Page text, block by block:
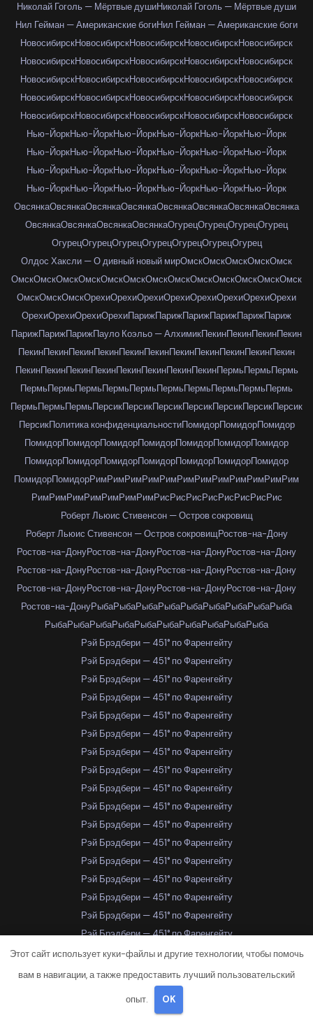
Николай Гоголь — Мёртвые душиНиколай Гоголь — Мёртвые души
Нил Гейман — Американские богиНил Гейман — Американские боги
НовосибирскНовосибирскНовосибирскНовосибирскНовосибирск
НовосибирскНовосибирскНовосибирскНовосибирскНовосибирск
НовосибирскНовосибирскНовосибирскНовосибирскНовосибирск
НовосибирскНовосибирскНовосибирскНовосибирскНовосибирск
НовосибирскНовосибирскНовосибирскНовосибирскНовосибирск
Нью-ЙоркНью-ЙоркНью-ЙоркНью-ЙоркНью-ЙоркНью-Йорк
Нью-ЙоркНью-ЙоркНью-ЙоркНью-ЙоркНью-ЙоркНью-Йорк
Нью-ЙоркНью-ЙоркНью-ЙоркНью-ЙоркНью-ЙоркНью-Йорк
Нью-ЙоркНью-ЙоркНью-ЙоркНью-ЙоркНью-ЙоркНью-Йорк
ОвсянкаОвсянкаОвсянкаОвсянкаОвсянкаОвсянкаОвсянкаОвсянка
ОвсянкаОвсянкаОвсянкаОвсянкаОгурецОгурецОгурецОгурец
ОгурецОгурецОгурецОгурецОгурецОгурецОгурец
Олдос Хаксли — О дивный новый мирОмскОмскОмскОмскОмск
ОмскОмскОмскОмскОмскОмскОмскОмскОмскОмскОмскОмскОмск
ОмскОмскОмскОрехиОрехиОрехиОрехиОрехиОрехиОрехиОрехи
ОрехиОрехиОрехиОрехиПарижПарижПарижПарижПарижПариж
ПарижПарижПарижПауло Коэльо — АлхимикПекинПекинПекинПекин
ПекинПекинПекинПекинПекинПекинПекинПекинПекинПекинПекин
ПекинПекинПекинПекинПекинПекинПекинПекинПермьПермьПермь
ПермьПермьПермьПермьПермьПермьПермьПермьПермьПермь
ПермьПермьПермьПерсикПерсикПерсикПерсикПерсикПерсикПерсик
ПерсикПолитика конфиденциальностиПомидорПомидорПомидор
ПомидорПомидорПомидорПомидорПомидорПомидорПомидор
ПомидорПомидорПомидорПомидорПомидорПомидорПомидор
ПомидорПомидорРимРимРимРимРимРимРимРимРимРимРимРим
РимРимРимРимРимРимРимРисРисРисРисРисРисРисРис
Роберт Льюис Стивенсон — Остров сокровищ
Роберт Льюис Стивенсон — Остров сокровищРостов-на-Дону
Ростов-на-ДонуРостов-на-ДонуРостов-на-ДонуРостов-на-Дону
Ростов-на-ДонуРостов-на-ДонуРостов-на-ДонуРостов-на-Дону
Ростов-на-ДонуРостов-на-ДонуРостов-на-ДонуРостов-на-Дону
Ростов-на-ДонуРыбаРыбаРыбаРыбаРыбаРыбаРыбаРыбаРыба
РыбаРыбаРыбаРыбаРыбаРыбаРыбаРыбаРыбаРыба
Рэй Брэдбери — 451° по Фаренгейту
Рэй Брэдбери — 451° по Фаренгейту
Рэй Брэдбери — 451° по Фаренгейту
Рэй Брэдбери — 451° по Фаренгейту
Рэй Брэдбери — 451° по Фаренгейту
Рэй Брэдбери — 451° по Фаренгейту
Рэй Брэдбери — 451° по Фаренгейту
Рэй Брэдбери — 451° по Фаренгейту
Рэй Брэдбери — 451° по Фаренгейту
Рэй Брэдбери — 451° по Фаренгейту
Рэй Брэдбери — 451° по Фаренгейту
Рэй Брэдбери — 451° по Фаренгейту
Рэй Брэдбери — 451° по Фаренгейту
Рэй Брэдбери — 451° по Фаренгейту
Рэй Брэдбери — 451° по Фаренгейту
Рэй Брэдбери — 451° по Фаренгейту
Рэй Брэдбери — 451° по Фаренгейту
Рэй Брэдбери — 451° по Фаренгейту
Рэй Брэдбери — 451° по Фаренгейту
Рэй Брэдбери — 451° по Фаренгейту
Рэй Брэдбери — 451° по Фаренгейту
Этот сайт использует куки-файлы и другие технологии, чтобы помочь
вам в навигации, а также предоставить лучший пользовательский
опыт. OK